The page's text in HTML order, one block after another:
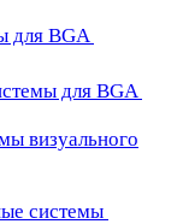
для BGA
для BGA
визуального
системы